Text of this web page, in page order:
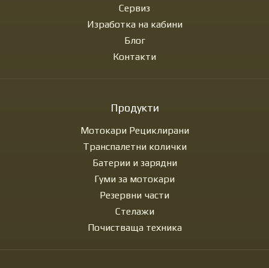
Сервиз
Изработка на кабини
Блог
Контакти
Продукти
Мотокари Рециклирани
Транспалетни колички
Батерии и зарядни
Гуми за мотокари
Резервни части
Стелажи
Почистваща техника